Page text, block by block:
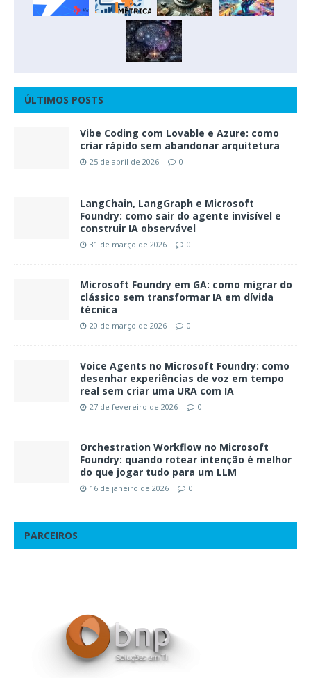
ÚLTIMOS POSTS
Vibe Coding com Lovable e Azure: como
criar rápido sem abandonar arquitetura
25 de abril de 2026 0
LangChain, LangGraph e Microsoft
Foundry: como sair do agente invisível e
construir IA observável
31 de março de 2026 0
Microsoft Foundry em GA: como migrar do
clássico sem transformar IA em dívida
técnica
20 de março de 2026 0
Voice Agents no Microsoft Foundry: como
desenhar experiências de voz em tempo
real sem criar uma URA com IA
27 de fevereiro de 2026 0
Orchestration Workflow no Microsoft
Foundry: quando rotear intenção é melhor
do que jogar tudo para um LLM
16 de janeiro de 2026 0
PARCEIROS